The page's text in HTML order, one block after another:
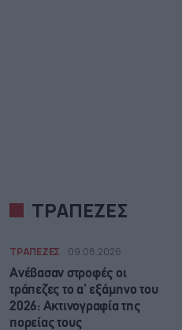
ΤΡΑΠΕΖΕΣ
ΤΡΑΠΕΖΕΣ 09.08.2026
Ανέβασαν στροφές οι
τράπεζες το α’ εξάμηνο του
2026: Ακτινογραφία της
πορείας τους